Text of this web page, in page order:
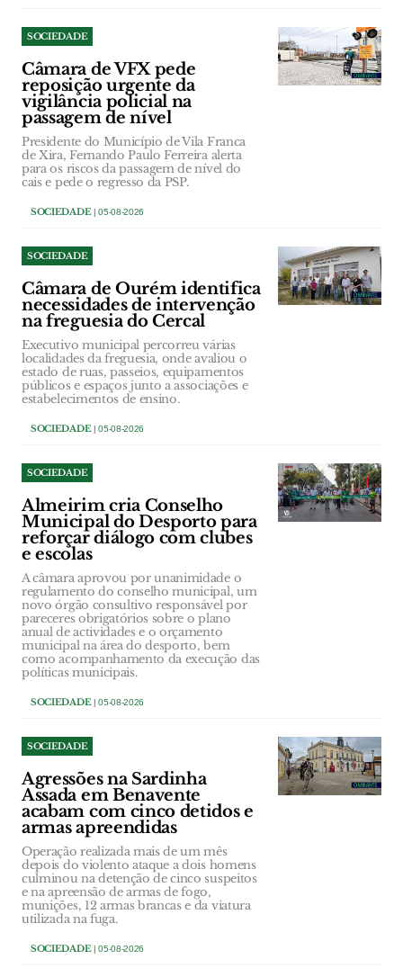
SOCIEDADE
Câmara de VFX pede
reposição urgente da
vigilância policial na
passagem de nível
Presidente do Município de Vila Franca
de Xira, Fernando Paulo Ferreira alerta
para os riscos da passagem de nível do
cais e pede o regresso da PSP.
SOCIEDADE| 05-08-2026
SOCIEDADE
Câmara de Ourém identifica
necessidades de intervenção
na freguesia do Cercal
Executivo municipal percorreu várias
localidades da freguesia, onde avaliou o
estado de ruas, passeios, equipamentos
públicos e espaços junto a associações e
estabelecimentos de ensino.
SOCIEDADE| 05-08-2026
SOCIEDADE
Almeirim cria Conselho
Municipal do Desporto para
reforçar diálogo com clubes
e escolas
A câmara aprovou por unanimidade o
regulamento do conselho municipal, um
novo órgão consultivo responsável por
pareceres obrigatórios sobre o plano
anual de actividades e o orçamento
municipal na área do desporto, bem
como acompanhamento da execução das
políticas municipais.
SOCIEDADE| 05-08-2026
SOCIEDADE
Agressões na Sardinha
Assada em Benavente
acabam com cinco detidos e
armas apreendidas
Operação realizada mais de um mês
depois do violento ataque a dois homens
culminou na detenção de cinco suspeitos
e na apreensão de armas de fogo,
munições, 12 armas brancas e da viatura
utilizada na fuga.
SOCIEDADE| 05-08-2026